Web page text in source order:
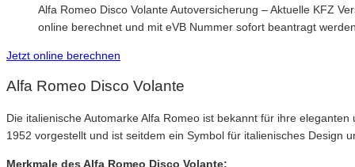
Alfa Romeo Disco Volante Autoversicherung – Aktuelle KFZ
online berechnet und mit eVB Nummer sofort beantragt
Jetzt online berechnen
Alfa Romeo Disco Volante
Die italienische Automarke Alfa Romeo ist bekannt für ihre
1952 vorgestellt und ist seitdem ein Symbol für italienisches Design
Merkmale des Alfa Romeo Disco Volante: